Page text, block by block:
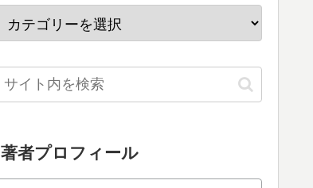
著者プロフィール